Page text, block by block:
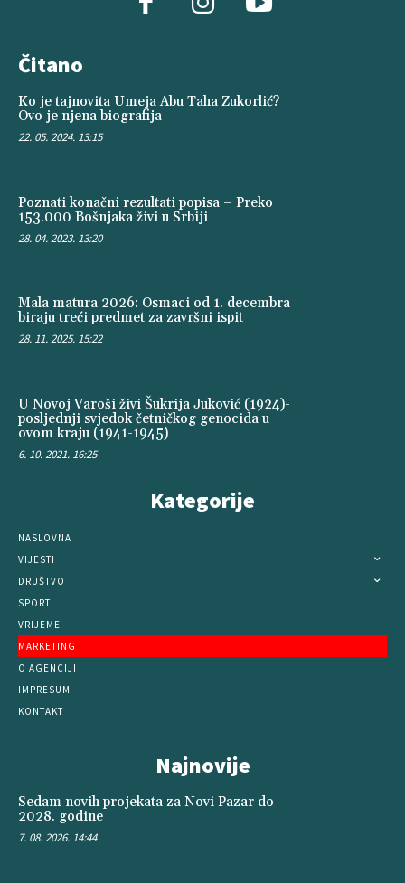
Čitano
Ko je tajnovita Umeja Abu Taha Zukorlić?
Ovo je njena biografija
22. 05. 2024. 13:15
Poznati konačni rezultati popisa – Preko
153.000 Bošnjaka živi u Srbiji
28. 04. 2023. 13:20
Mala matura 2026: Osmaci od 1. decembra
biraju treći predmet za završni ispit
28. 11. 2025. 15:22
U Novoj Varoši živi Šukrija Juković (1924)-
posljednji svjedok četničkog genocida u
ovom kraju (1941-1945)
6. 10. 2021. 16:25
Kategorije
NASLOVNA
VIJESTI
DRUŠTVO
SPORT
VRIJEME
MARKETING
O AGENCIJI
IMPRESUM
KONTAKT
Najnovije
Sedam novih projekata za Novi Pazar do
2028. godine
7. 08. 2026. 14:44